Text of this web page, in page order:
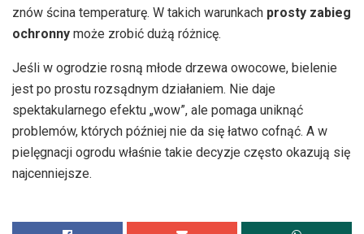
znów ścina temperaturę. W takich warunkach prosty zabieg
ochronny może zrobić dużą różnicę.
Jeśli w ogrodzie rosną młode drzewa owocowe, bielenie
jest po prostu rozsądnym działaniem. Nie daje
spektakularnego efektu „wow”, ale pomaga uniknąć
problemów, których później nie da się łatwo cofnąć. A w
pielęgnacji ogrodu właśnie takie decyzje często okazują się
najcenniejsze.